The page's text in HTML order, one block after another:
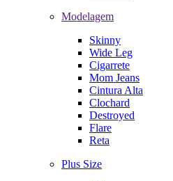
Modelagem
Skinny
Wide Leg
Cigarrete
Mom Jeans
Cintura Alta
Clochard
Destroyed
Flare
Reta
Plus Size